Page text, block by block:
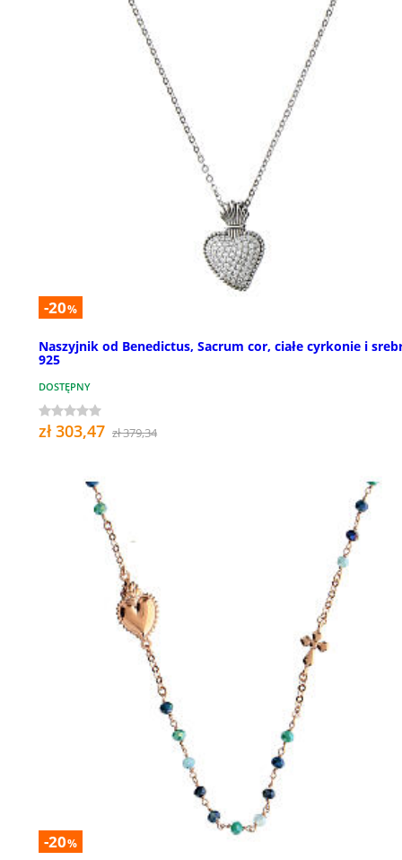
-20%
Naszyjnik od Benedictus, Sacrum cor, ciałe cyrkonie i
925
DOSTĘPNY
zł 303,47 zł 379,34
-20%